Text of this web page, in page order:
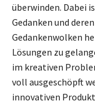
überwinden. Dabei
Gedanken und
Gedankenwolken
Lösungen zu
im kreativen
voll ausgeschöpft
innovativen